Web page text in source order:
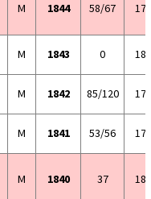
M 1844 58/67
M 1843 0
M 1842 85/120
M 1841 53/56
M 1840 37